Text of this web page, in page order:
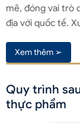
mẽ, đóng vai trò
địa với quốc tế.
Xem thêm ➢
Quy trình
thực phẩm